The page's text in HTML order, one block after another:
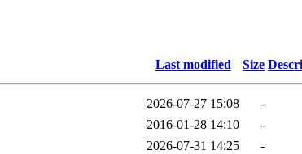
Last modified Size
2026-07-27 15:08
-
2016-01-28 14:10
-
2026-07-31 14:25
-